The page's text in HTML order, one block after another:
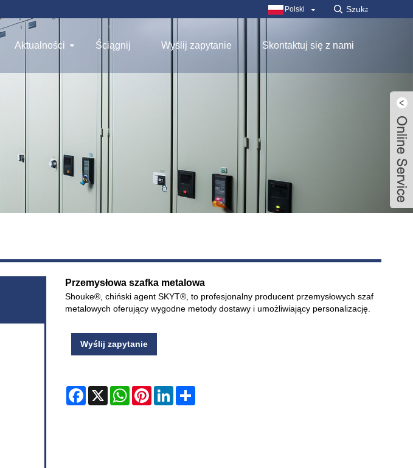
Polski
Aktualności Ściągnij Wyślij zapytanie Skontaktuj się z nami
Przemysłowa szafka metalowa
Shouke®, chiński agent SKYT®, to profesjonalny producent przemysłowych szaf
metalowych oferujący wygodne metody dostawy i umożliwiający personalizację.
Wyślij zapytanie
Facebook
X WhatsAppPinterestLinkedIn